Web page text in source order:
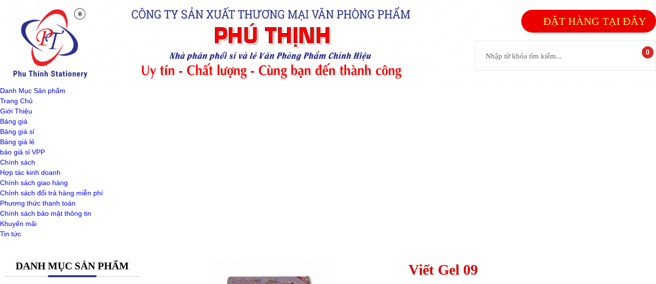
ĐẶT HÀNG TẠI ĐÂY
Danh Mục Sản phẩm
Trang Chủ
Giới Thiệu
Bảng giá
Bảng giá sỉ
Bảng giá lẻ
báo giả sỉ VPP
Chính sách
Hợp tác kinh doanh
Chính sách giao hàng
Chính sách đổi trả hàng miễn phí
Phương thức thanh toán
Chính sách bảo mật thông tin
Khuyến mãi
Tin tức
DANH MỤC SẢN PHẨM Viết Gel 09
0